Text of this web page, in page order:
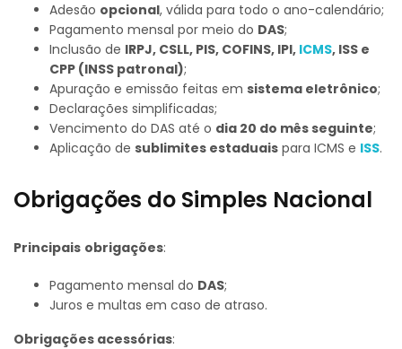
Adesão opcional, válida para todo o ano-calendário;
Pagamento mensal por meio do DAS;
Inclusão de IRPJ, CSLL, PIS, COFINS, IPI, ICMS, ISS e
CPP (INSS patronal);
Apuração e emissão feitas em sistema eletrônico;
Declarações simplificadas;
Vencimento do DAS até o dia 20 do mês seguinte;
Aplicação de sublimites estaduais para ICMS e ISS.
Obrigações do Simples Nacional
Principais obrigações:
Pagamento mensal do DAS;
Juros e multas em caso de atraso.
Obrigações acessórias: